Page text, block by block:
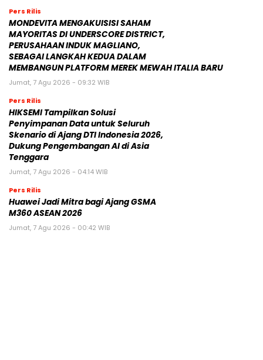
Pers Rilis
MONDEVITA MENGAKUISISI SAHAM
MAYORITAS DI UNDERSCORE DISTRICT,
PERUSAHAAN INDUK MAGLIANO,
SEBAGAI LANGKAH KEDUA DALAM
MEMBANGUN PLATFORM MEREK MEWAH ITALIA BARU
Jumat, 7 Agu 2026 - 09:32 WIB
Pers Rilis
HIKSEMI Tampilkan Solusi
Penyimpanan Data untuk Seluruh
Skenario di Ajang DTI Indonesia 2026,
Dukung Pengembangan AI di Asia
Tenggara
Jumat, 7 Agu 2026 - 04:14 WIB
Pers Rilis
Huawei Jadi Mitra bagi Ajang GSMA
M360 ASEAN 2026
Jumat, 7 Agu 2026 - 00:42 WIB